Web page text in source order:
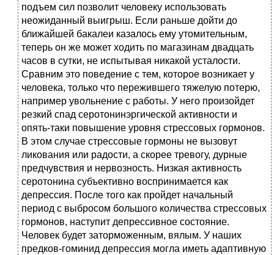
подъем сил позволит человеку использовать
неожиданный выигрыш. Если раньше дойти до
ближайшей бакалеи казалось ему утомительным,
теперь он же может ходить по магазинам двадцать
часов в сутки, не испытывая никакой усталости.
Сравним это поведение с тем, которое возникает у
человека, только что пережившего тяжелую потерю,
например увольнение с работы. У него произойдет
резкий спад серотонинэргической активности и
опять-таки повышение уровня стрессовых гормонов.
В этом случае стрессовые гормоны не вызовут
ликования или радости, а скорее тревогу, дурные
предчувствия и нервозность. Низкая активность
серотонина субъективно воспринимается как
депрессия. После того как пройдет начальный
период с выбросом большого количества стрессовых
гормонов, наступит депрессивное состояние.
Человек будет заторможенным, вялым. У наших
предков-гоминид депрессия могла иметь адаптивную